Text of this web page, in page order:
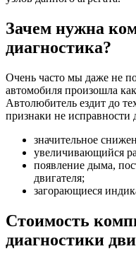
Зачем нужна
диагностика?
Очень часто мы даже не
автомобиля произошла
Автолюбитель ездит до
признаки не исправности
значительное
увеличивающийся
появление дыма,
двигателя;
загорающиеся
Стоимость
диагностики